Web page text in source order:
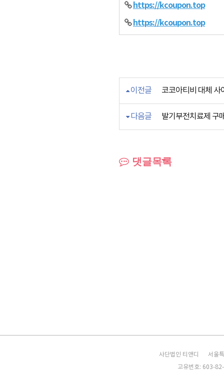
https://kcoupon.top
https://kcoupon.top
이전글 코코아티비 대체 사
다음글 발기부전치료제 구
댓글목록
사단법인 티앤디
서울
고유번호: 603-